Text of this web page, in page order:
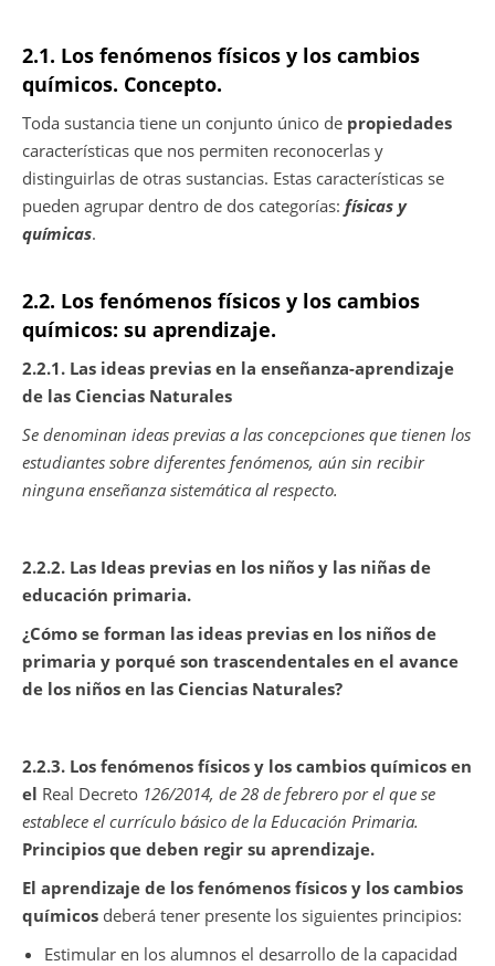
2.1. Los fenómenos físicos y los cambios
químicos. Concepto.
Toda sustancia tiene un conjunto único de propiedades
características que nos permiten reconocerlas y
distinguirlas de otras sustancias. Estas características se
pueden agrupar dentro de dos categorías: físicas y
químicas.
2.2. Los fenómenos físicos y los cambios
químicos: su aprendizaje.
2.2.1. Las ideas previas en la enseñanza-aprendizaje
de las Ciencias Naturales
Se denominan ideas previas a las concepciones que tienen los
estudiantes sobre diferentes fenómenos, aún sin recibir
ninguna enseñanza sistemática al respecto.
2.2.2. Las Ideas previas en los niños y las niñas de
educación primaria.
¿Cómo se forman las ideas previas en los niños de
primaria y porqué son trascendentales en el avance
de los niños en las Ciencias Naturales?
2.2.3. Los fenómenos físicos y los cambios químicos en
el Real Decreto 126/2014, de 28 de febrero por el que se
establece el currículo básico de la Educación Primaria.
Principios que deben regir su aprendizaje.
El aprendizaje de los fenómenos físicos y los cambios
químicos deberá tener presente los siguientes principios:
Estimular en los alumnos el desarrollo de la capacidad